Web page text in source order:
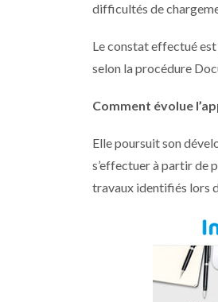
difficultés de
Le constat effectué
selon la procédure
Comment évolue
Elle poursuit son
s’effectuer à partir de
travaux identifiés lors